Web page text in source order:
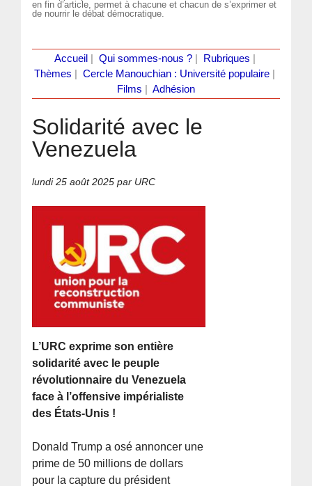
en fin d’article, permet à chacune et chacun de s’exprimer et
de nourrir le débat démocratique.
Accueil Qui sommes-nous ?| Rubriques
Thèmes
Cercle Manouchian : Université populaire
Films
Adhésion
Solidarité avec le
Venezuela
lundi 25 août 2025 par URC
L’URC exprime son entière
solidarité avec le peuple
révolutionnaire du Venezuela
face à l’offensive impérialiste
des États-Unis !
Donald Trump a osé annoncer une
prime de 50 millions de dollars
pour la capture du président